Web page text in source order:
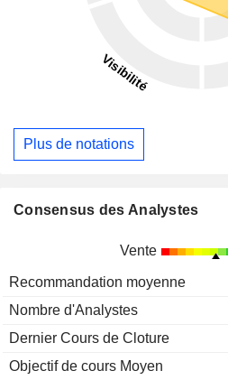
Plus de notations
Consensus des Analystes
Vente
Recommandation moyenne
Nombre d'Analystes
Dernier Cours de Cloture
Objectif de cours Moyen